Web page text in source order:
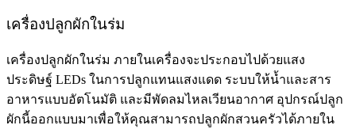
เครื่องปลูกผักในร่ม
เครื่องปลูกผักในร่ม ภายในเครื่องจะประกอบไปด้วยแสง
ประดิษฐ์ LEDs ในการปลูกแทนแสงแดด ระบบให้น้ำและสาร
อาหารแบบอัตโนมัติ และมีพัดลมไหลเวียนอากาศ อุปกรณ์ปลูก
ผักนี้ออกแบบมาเพื่อให้คุณสามารถปลูกผักสวนครัวได้ภายใน